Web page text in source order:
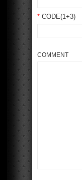
* CODE(1+3)
COMMENT